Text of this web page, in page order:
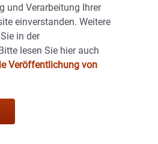
und Verarbeitung Ihrer
einverstanden. Weitere
in der
lesen Sie hier auch
Veröffentlichung von